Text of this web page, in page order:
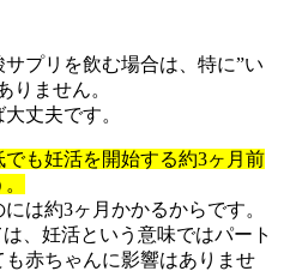
プリを飲む場合は、特に”い
りません。
丈夫です。
も妊活を開始する約3ヶ月前
は約3ヶ月かかるからです。
、妊活という意味ではパート
赤ちゃんに影響はありませ